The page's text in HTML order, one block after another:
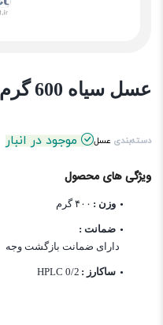
عسل سیاه 600 گرم ارگانیک هاکان
دسته‌بندی عسل موجود در انبار
ویژگی های محصول
وزن : ۴۰۰ گرم
ضمانت :
دارای ضمانت بازگشت وجه
ساکارز : 0/2 HPLC